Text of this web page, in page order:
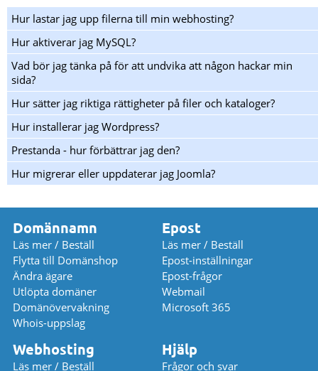
Hur lastar jag upp filerna till min webhosting?
Hur aktiverar jag MySQL?
Vad bör jag tänka på för att undvika att någon hackar min
sida?
Hur sätter jag riktiga rättigheter på filer och kataloger?
Hur installerar jag Wordpress?
Prestanda - hur förbättrar jag den?
Hur migrerar eller uppdaterar jag Joomla?
Domännamn
Läs mer / Beställ
Flytta till Domänshop
Ändra ägare
Utlöpta domäner
Domänövervakning
Whois-uppslag
Epost
Läs mer / Beställ
Epost-inställningar
Epost-frågor
Webmail
Microsoft 365
Webhosting
Läs mer / Beställ
Hjälp
Frågor och svar